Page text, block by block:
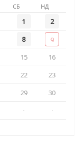
СБ НД
1
2
8
9
15
16
22
23
29
30
· ·